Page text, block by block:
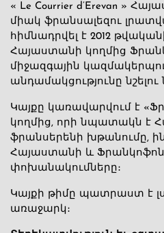
« Le Courrier d’Erevan »
միակ ֆրանսալեզու
հիմնադրվել է 2012
Հայաստանի կողմից
միջազգային
անդամակցությունը
Կայքը կառավարվում է
կողմից, որի նպատակն է
ֆրանսերենի խթանումը,
Հայաստանի և
փոխանակումները։
Կայքի թիմը պատրաստ է
առաջարկ։